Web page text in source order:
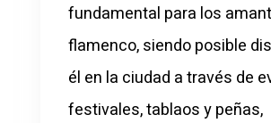
fundamental para los
flamenco, siendo posible
él en la ciudad a través de
festivales, tablaos y peñas,